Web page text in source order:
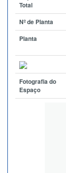
Total
Nº de Planta
Planta
Fotografia do
Espaço